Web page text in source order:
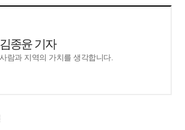
김종윤 기자
사람과 지역의 가치를 생각합니다.